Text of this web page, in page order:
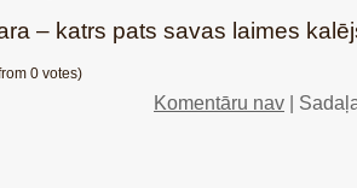
– katrs pats savas laimes
0 votes)
Komentāru nav |